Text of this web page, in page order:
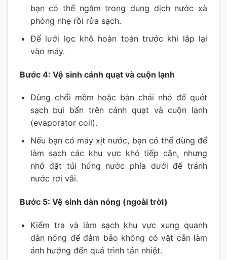
bạn có thể ngâm trong dung dịch nước xà
phòng nhẹ rồi rửa sạch.
Để lưới lọc khô hoàn toàn trước khi lắp lại
vào máy.
Bước 4: Vệ sinh cánh quạt và cuộn lạnh
Dùng chổi mềm hoặc bàn chải nhỏ để quét
sạch bụi bẩn trên cánh quạt và cuộn lạnh
(evaporator coil).
Nếu bạn có máy xịt nước, bạn có thể dùng để
làm sạch các khu vực khó tiếp cận, nhưng
nhớ đặt túi hứng nước phía dưới để tránh
nước rơi vãi.
Bước 5: Vệ sinh dàn nóng (ngoài trời)
Kiểm tra và làm sạch khu vực xung quanh
dàn nóng để đảm bảo không có vật cản làm
ảnh hưởng đến quá trình tản nhiệt.